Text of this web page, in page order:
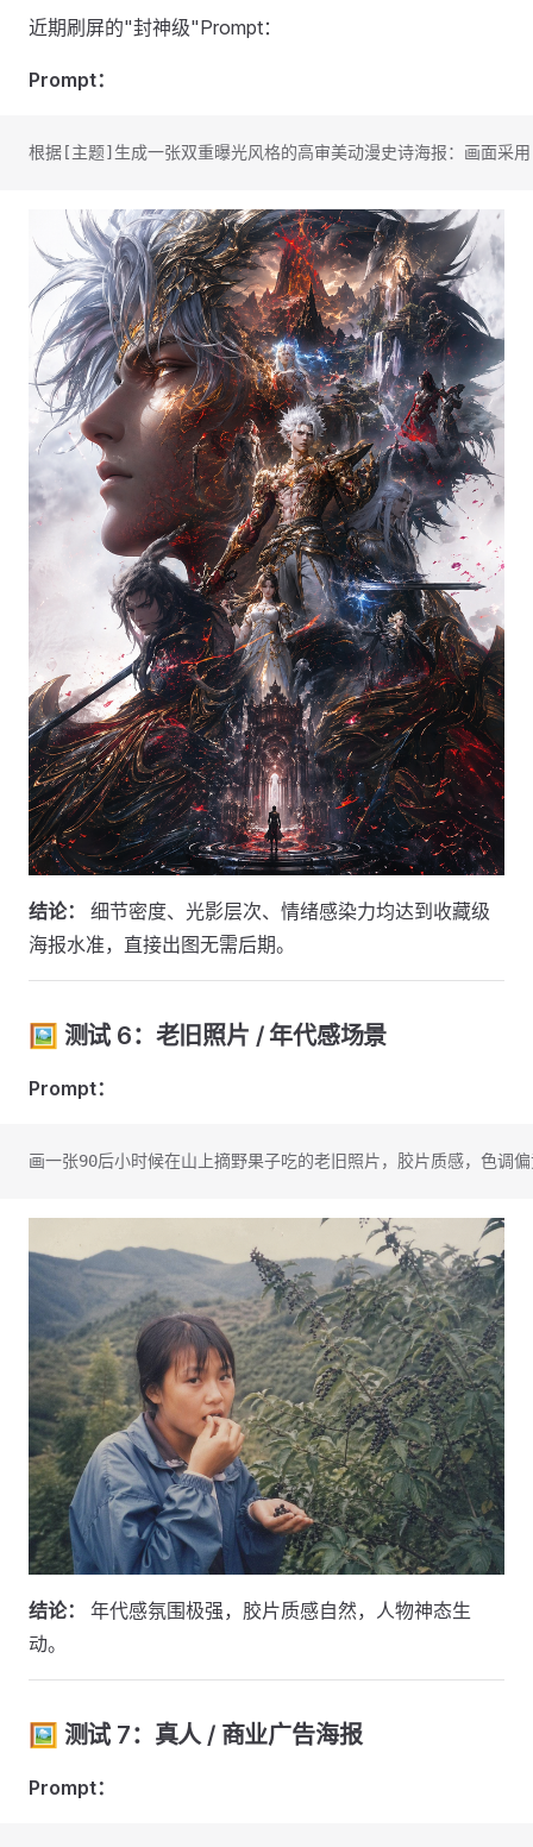
近期刷屏的"封神级"Prompt：
Prompt：
根据[主题]生成一张双重曝光风格的高审美动漫史诗海报：画面采
结论：
细节密度、光影层次、情绪感染力均达到收藏级
海报水准，直接出图无需后期。
🖼️ 测试 6：老旧照片 / 年代感场景
Prompt：
画一张90后小时候在山上摘野果子吃的老旧照片，胶片质感，色调
结论：
年代感氛围极强，胶片质感自然，人物神态生
动。
🖼️ 测试 7：真人 / 商业广告海报
Prompt：